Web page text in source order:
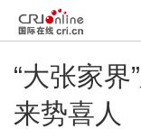
“大张家
来势喜人